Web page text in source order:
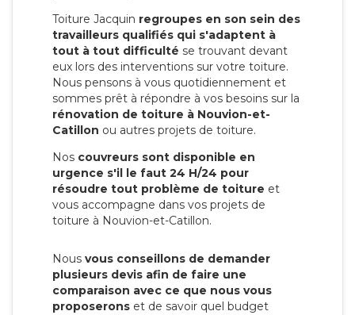
Toiture Jacquin regroupes en son sein des
travailleurs qualifiés qui s'adaptent à
tout à tout difficulté se trouvant devant
eux lors des interventions sur votre toiture.
Nous pensons à vous quotidiennement et
sommes prêt à répondre à vos besoins sur la
rénovation de toiture à Nouvion-et-
Catillon ou autres projets de toiture.
Nos couvreurs sont disponible en
urgence s'il le faut 24 H/24 pour
résoudre tout problème de toiture et
vous accompagne dans vos projets de
toiture à Nouvion-et-Catillon.
Nous vous conseillons de demander
plusieurs devis afin de faire une
comparaison avec ce que nous vous
proposerons et de savoir quel budget